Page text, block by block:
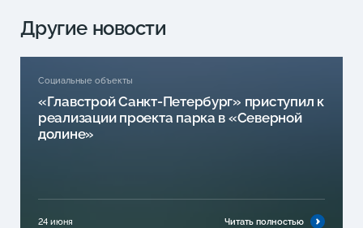
Другие новости
Социальные объекты
«Главстрой Санкт-Петербург» приступил к
реализации проекта парка в «Северной
долине»
24 июня Читать полностью